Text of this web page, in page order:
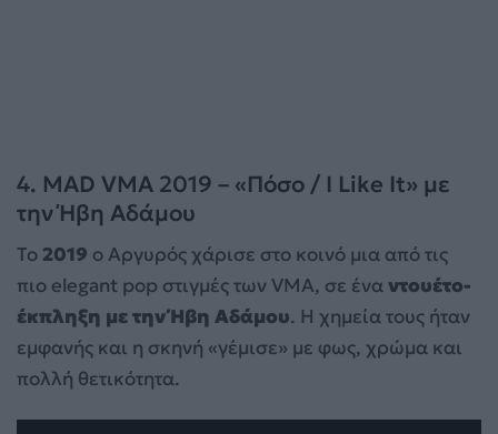
4. MAD VMA 2019 – «Πόσο / I Like It» με
την Ήβη Αδάμου
Το 2019 ο Αργυρός χάρισε στο κοινό μια από τις
πιο elegant pop στιγμές των VMA, σε έναντουέτο-
έκπληξη με την Ήβη Αδάμου. Η χημεία τους ήταν
εμφανής και η σκηνή «γέμισε» με φως, χρώμα και
πολλή θετικότητα.